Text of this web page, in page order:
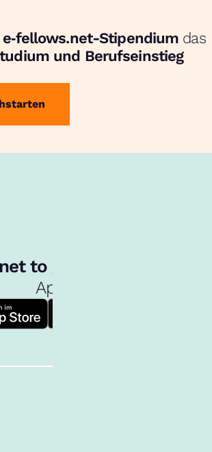
e‑fellows.net-Stipendium das
und Berufseinstieg
to go:
App!